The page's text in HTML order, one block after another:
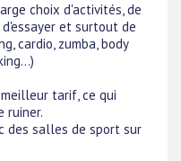
choix d'activités, de
et surtout de
cardio, zumba, body
tarif, ce qui
ruiner.
des salles de sport sur